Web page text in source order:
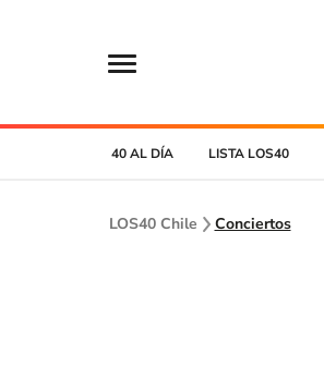
40 AL DÍA LISTA LOS40
LOS40 Chile Conciertos